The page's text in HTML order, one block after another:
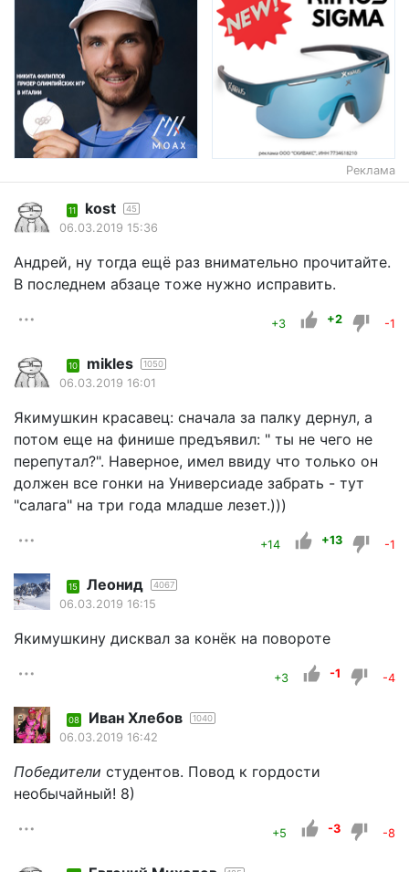
Реклама
11 kost 45
06.03.2019 15:36
Андрей, ну тогда ещё раз внимательно прочитайте.
В последнем абзаце тоже нужно исправить.
+3 +2 -1
10 mikles 1050
06.03.2019 16:01
Якимушкин красавец: сначала за палку дернул, а
потом еще на финише предъявил: " ты не чего не
перепутал?". Наверное, имел ввиду что только он
должен все гонки на Универсиаде забрать - тут
"салага" на три года младше лезет.)))
+14 +13 -1
15 Леонид 4067
06.03.2019 16:15
Якимушкину дисквал за конёк на повороте
+3 -1 -4
08 Иван Хлебов 1040
06.03.2019 16:42
Победители студентов. Повод к гордости
необычайный! 8)
+5 -3 -8